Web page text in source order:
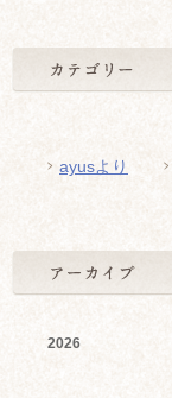
ayusより
2026